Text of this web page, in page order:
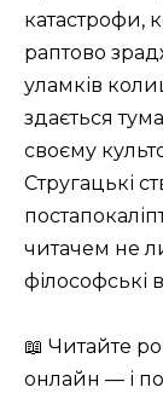
катастрофи,
раптово
уламків
здається
своєму
Стругацькі
читачем не
філософські
📖 Читайте
онлайн — і